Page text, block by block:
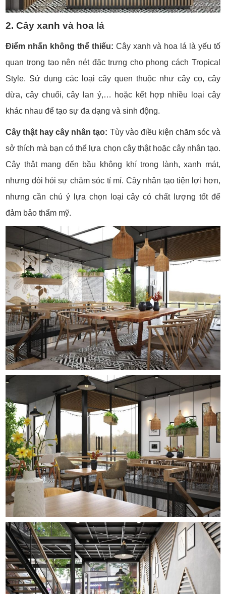
2. Cây xanh và hoa lá
Điểm nhấn không thể thiếu: Cây xanh và hoa lá là yếu tố
quan trọng tạo nên nét đặc trưng cho phong cách Tropical
Style. Sử dụng các loại cây quen thuộc như cây cọ, cây
dừa, cây chuối, cây lan ý,… hoặc kết hợp nhiều loại cây
khác nhau để tạo sự đa dạng và sinh động.
Cây thật hay cây nhân tạo: Tùy vào điều kiện chăm sóc và
sở thích mà bạn có thể lựa chọn cây thật hoặc cây nhân tạo.
Cây thật mang đến bầu không khí trong lành, xanh mát,
nhưng đòi hỏi sự chăm sóc tỉ mỉ. Cây nhân tạo tiện lợi hơn,
nhưng cần chú ý lựa chọn loại cây có chất lượng tốt để
đảm bảo thẩm mỹ.